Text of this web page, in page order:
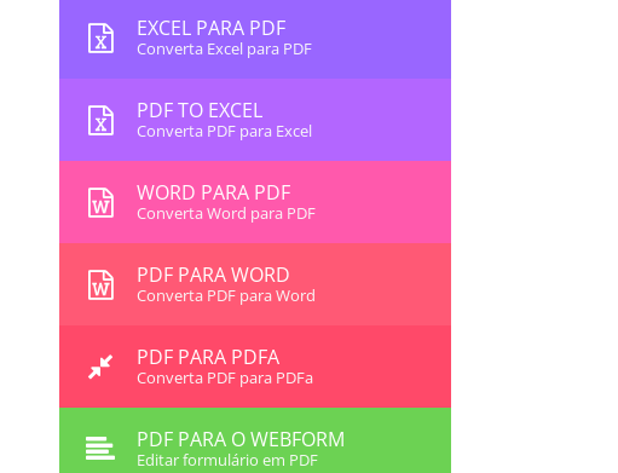
EXCEL PARA PDF
Converta Excel para PDF
PDF TO EXCEL
Converta PDF para Excel
WORD PARA PDF
Converta Word para PDF
PDF PARA WORD
Converta PDF para Word
PDF PARA PDFA
Converta PDF para PDFa
PDF PARA O WEBFORM
Editar formulário em PDF